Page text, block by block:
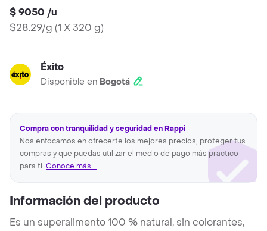
$ 9050 /u
$28.29/g (1 X 320 g)
Éxito
Disponible en Bogotá
Compra con tranquilidad y seguridad en Rappi
Nos enfocamos en ofrecerte los mejores precios, proteger tus
compras y que puedas utilizar el medio de pago más practico
para ti. Conoce más...
Información del producto
Es un superalimento 100 % natural, sin colorantes,